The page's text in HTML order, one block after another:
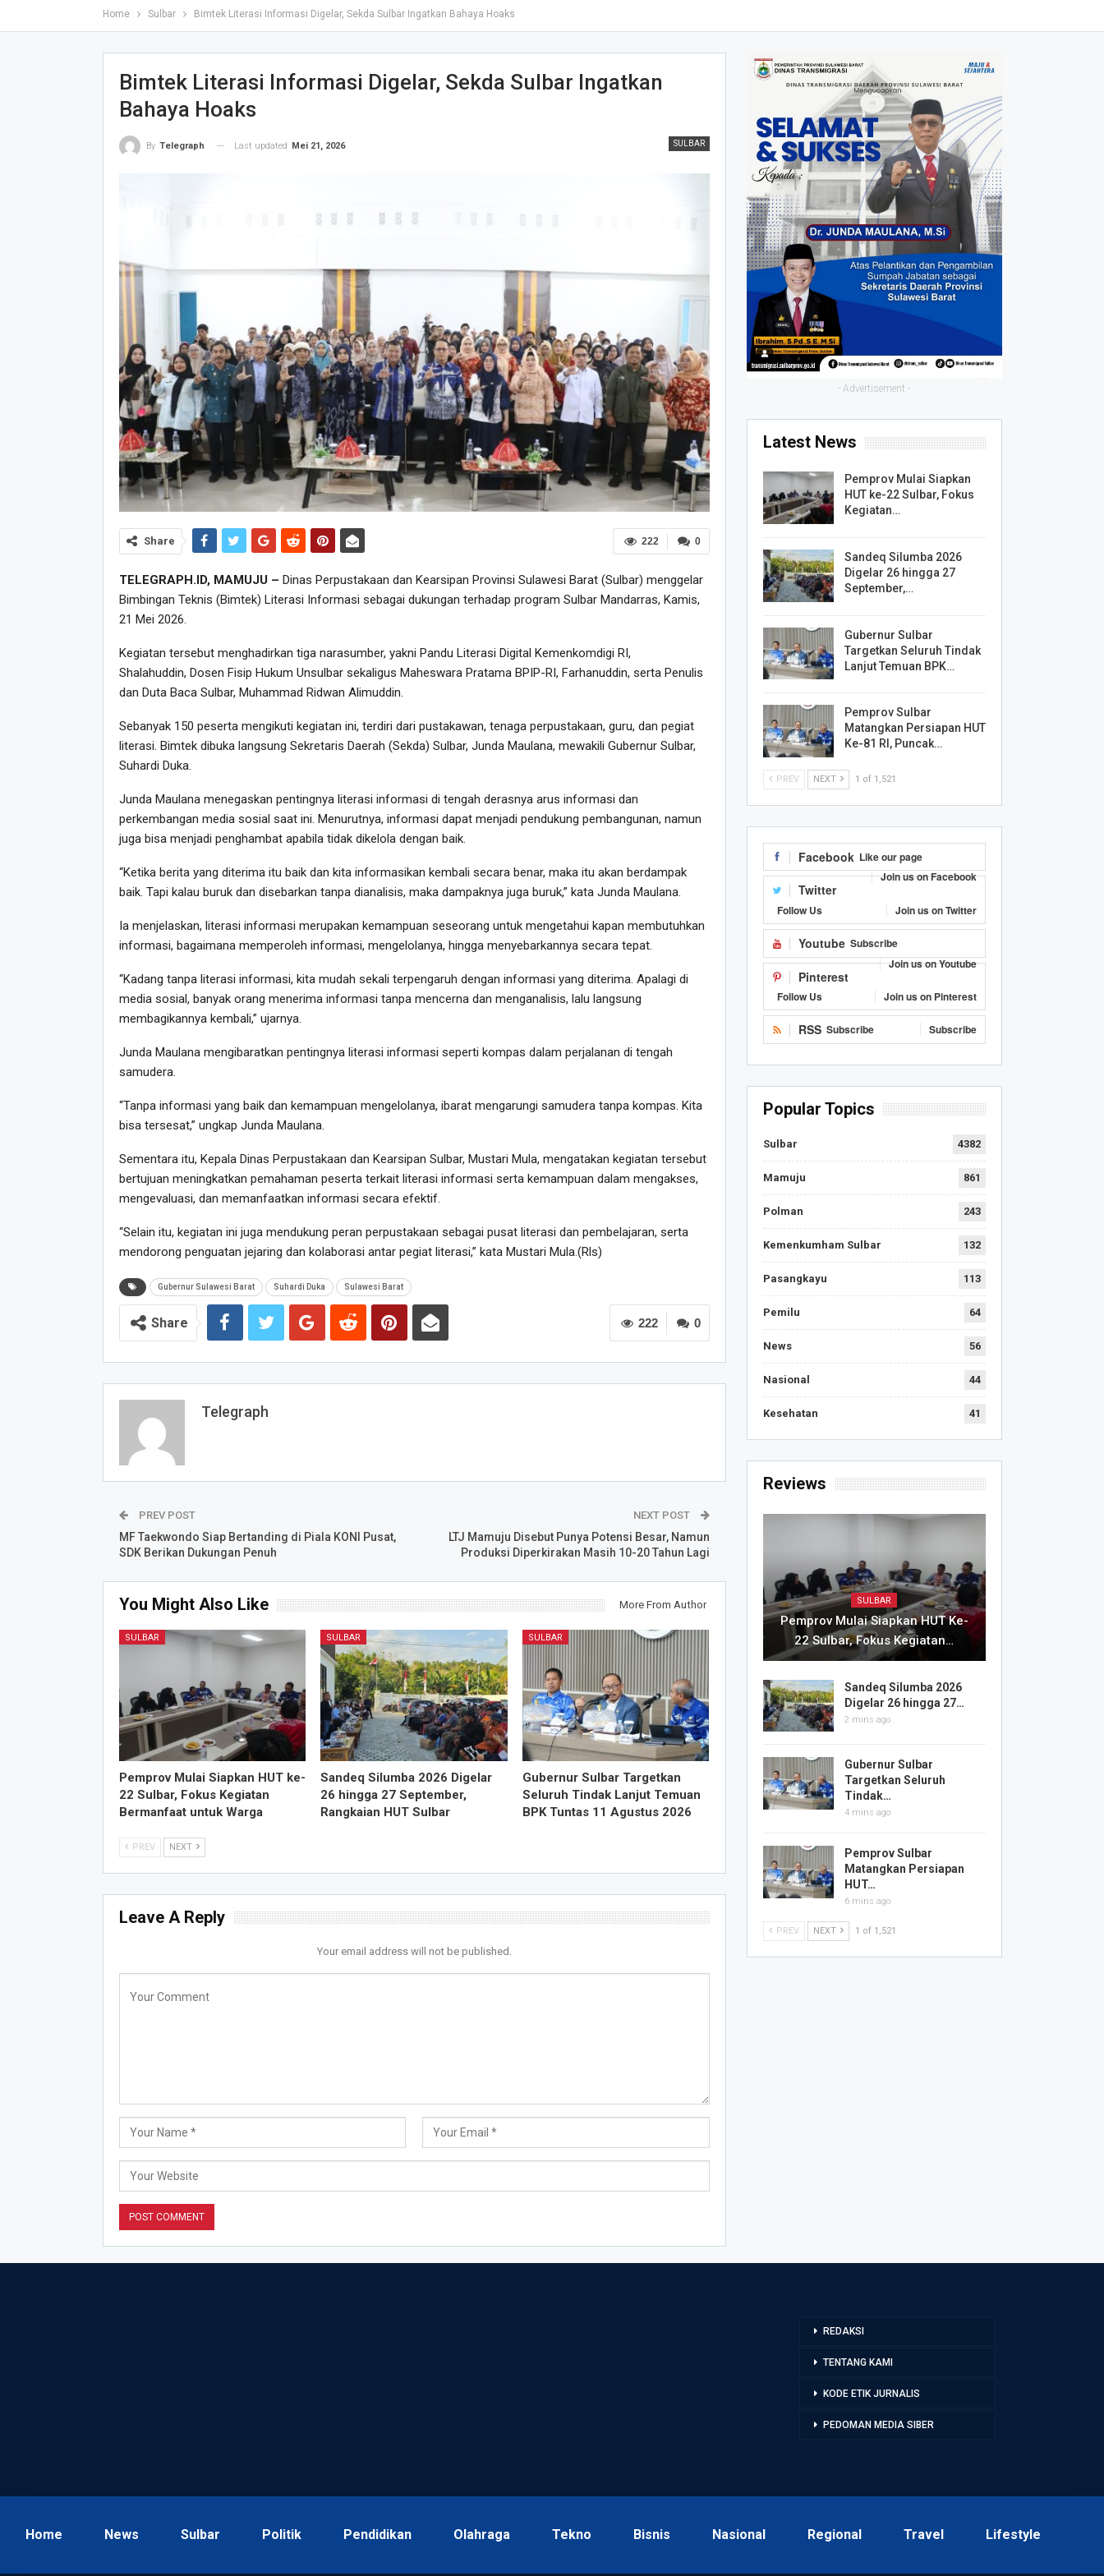
Home Sulbar Bimtek Literasi Informasi Digelar, Sekda Sulbar Ingatkan Bahaya Hoaks
Bimtek Literasi Informasi Digelar, Sekda Sulbar Ingatkan
Bahaya Hoaks
SULBAR
By Telegraph Last updated Mei 21, 2026
0
222
Share
TELEGRAPH.ID, MAMUJU – Dinas Perpustakaan dan Kearsipan Provinsi Sulawesi Barat (Sulbar) menggelar
Bimbingan Teknis (Bimtek) Literasi Informasi sebagai dukungan terhadap program Sulbar Mandarras, Kamis,
21 Mei 2026.
Kegiatan tersebut menghadirkan tiga narasumber, yakni Pandu Literasi Digital Kemenkomdigi RI,
Shalahuddin, Dosen Fisip Hukum Unsulbar sekaligus Maheswara Pratama BPIP-RI, Farhanuddin, serta Penulis
dan Duta Baca Sulbar, Muhammad Ridwan Alimuddin.
Sebanyak 150 peserta mengikuti kegiatan ini, terdiri dari pustakawan, tenaga perpustakaan, guru, dan pegiat
literasi. Bimtek dibuka langsung Sekretaris Daerah (Sekda) Sulbar, Junda Maulana, mewakili Gubernur Sulbar,
Suhardi Duka.
Junda Maulana menegaskan pentingnya literasi informasi di tengah derasnya arus informasi dan
perkembangan media sosial saat ini. Menurutnya, informasi dapat menjadi pendukung pembangunan, namun
juga bisa menjadi penghambat apabila tidak dikelola dengan baik.
“Ketika berita yang diterima itu baik dan kita informasikan kembali secara benar, maka itu akan berdampak
baik. Tapi kalau buruk dan disebarkan tanpa dianalisis, maka dampaknya juga buruk,” kata Junda Maulana.
Ia menjelaskan, literasi informasi merupakan kemampuan seseorang untuk mengetahui kapan membutuhkan
informasi, bagaimana memperoleh informasi, mengelolanya, hingga menyebarkannya secara tepat.
“Kadang tanpa literasi informasi, kita mudah sekali terpengaruh dengan informasi yang diterima. Apalagi di
media sosial, banyak orang menerima informasi tanpa mencerna dan menganalisis, lalu langsung
membagikannya kembali,” ujarnya.
Junda Maulana mengibaratkan pentingnya literasi informasi seperti kompas dalam perjalanan di tengah
samudera.
“Tanpa informasi yang baik dan kemampuan mengelolanya, ibarat mengarungi samudera tanpa kompas. Kita
bisa tersesat,” ungkap Junda Maulana.
Sementara itu, Kepala Dinas Perpustakaan dan Kearsipan Sulbar, Mustari Mula, mengatakan kegiatan tersebut
bertujuan meningkatkan pemahaman peserta terkait literasi informasi serta kemampuan dalam mengakses,
mengevaluasi, dan memanfaatkan informasi secara efektif.
“Selain itu, kegiatan ini juga mendukung peran perpustakaan sebagai pusat literasi dan pembelajaran, serta
mendorong penguatan jejaring dan kolaborasi antar pegiat literasi,” kata Mustari Mula.(Rls)
Gubernur Sulawesi Barat Suhardi Duka Sulawesi Barat
0
222
Share
Telegraph
PREV POST
MF Taekwondo Siap Bertanding di Piala KONI Pusat,
SDK Berikan Dukungan Penuh
NEXT POST
LTJ Mamuju Disebut Punya Potensi Besar, Namun
Produksi Diperkirakan Masih 10-20 Tahun Lagi
You Might Also Like More From Author
SULBAR
Pemprov Mulai Siapkan HUT ke-
22 Sulbar, Fokus Kegiatan
Bermanfaat untuk Warga
SULBAR
Sandeq Silumba 2026 Digelar
26 hingga 27 September,
Rangkaian HUT Sulbar
SULBAR
Gubernur Sulbar Targetkan
Seluruh Tindak Lanjut Temuan
BPK Tuntas 11 Agustus 2026
PREV NEXT
Leave A Reply
Your email address will not be published.
- Advertisement -
Latest News
Pemprov Mulai Siapkan
HUT ke-22 Sulbar, Fokus
Kegiatan…
Sandeq Silumba 2026
Digelar 26 hingga 27
September,…
Gubernur Sulbar
Targetkan Seluruh Tindak
Lanjut Temuan BPK…
Pemprov Sulbar
Matangkan Persiapan HUT
Ke-81 RI, Puncak…
PREV NEXT 1 of 1,521
Facebook Like our page
Join us on Facebook
Twitter
Follow Us Join us on Twitter
Youtube Subscribe
Join us on Youtube
Pinterest
Follow Us Join us on Pinterest
RSS Subscribe Subscribe
Popular Topics
Sulbar 4382
Mamuju 861
Polman 243
Kemenkumham Sulbar 132
Pasangkayu 113
Pemilu 64
News 56
Nasional 44
Kesehatan 41
Reviews
SULBAR
Pemprov Mulai Siapkan HUT Ke-
22 Sulbar, Fokus Kegiatan…
Sandeq Silumba 2026
Digelar 26 hingga 27…
2 mins ago
Gubernur Sulbar
Targetkan Seluruh
Tindak…
4 mins ago
Pemprov Sulbar
Matangkan Persiapan
HUT…
6 mins ago
PREV NEXT 1 of 1,521
REDAKSI
TENTANG KAMI
KODE ETIK JURNALIS
PEDOMAN MEDIA SIBER
Home News Sulbar Politik Pendidikan Olahraga Tekno Bisnis Nasional Regional Travel Lifestyle